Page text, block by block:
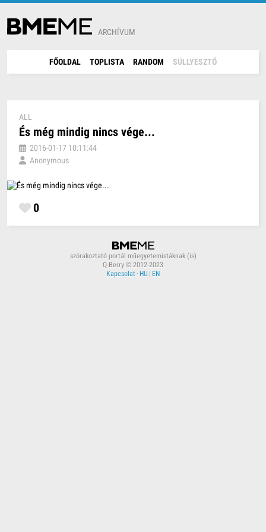
ARCHÍVUM
FŐOLDAL TOPLISTA RANDOM SÜLLYESZTŐ
ALL
És még mindig nincs vége...
2016-01-17 10:11:44
Anonymous
0
szórakoztató portál műegyetemistáknak (is)
Q-Berry © 2012-2023
Kapcsolat · HU | EN